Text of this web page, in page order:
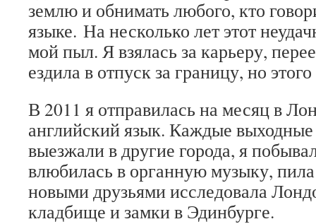
землю и обнимать любого, кто
языке. На несколько лет этот
мой пыл. Я взялась за карьеру,
ездила в отпуск за границу, но
В 2011 я отправилась на месяц в
английский язык. Каждые
выезжали в другие города, я
влюбилась в органную музыку,
новыми друзьями исследовала
кладбище и замки в Эдинбурге.